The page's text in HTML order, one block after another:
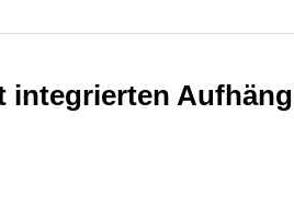
integrierten